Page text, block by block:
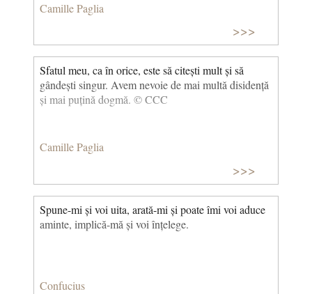
politicilor publice. © CCC
Camille Paglia
>>>
Sfatul meu, ca în orice, este să citești mult și să
gândești singur. Avem nevoie de mai multă disidență
și mai puțină dogmă. © CCC
Camille Paglia
>>>
Spune-mi și voi uita, arată-mi și poate îmi voi aduce
aminte, implică-mă și voi înțelege.
Confucius